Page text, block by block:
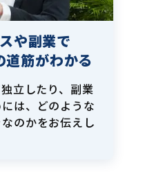
や副業で
道筋がわかる
立したり、副業
は、どのような
のかをお伝えし